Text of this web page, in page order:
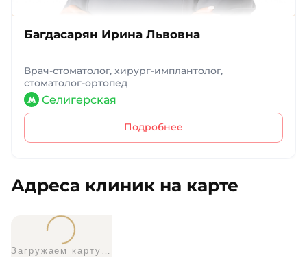
Багдасарян Ирина Львовна
Врач-стоматолог, хирург-имплантолог,
стоматолог-ортопед
Селигерская
Подробнее
Адреса клиник на карте
Загружаем карту…